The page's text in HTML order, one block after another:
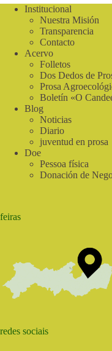
¿Y
Food
Institucional
Nuestra Misión
Transparencia
Contacto
Acervo
Folletos
Dos Dedos de
Prosa
Boletín «O
Blog
Noticias
Diario
juventud en prosa
Doe
Pessoa física
Donación de
feiras
redes sociais